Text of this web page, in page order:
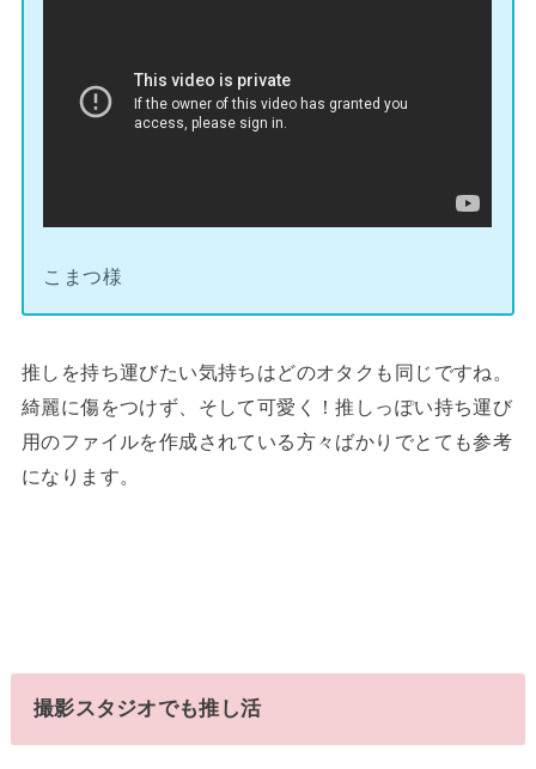
こまつ様
推しを持ち運びたい気持ちはどのオタクも同じですね。
綺麗に傷をつけず、そして可愛く！推しっぽい持ち運び
用のファイルを作成されている方々ばかりでとても参考
になります。
撮影スタジオでも推し活